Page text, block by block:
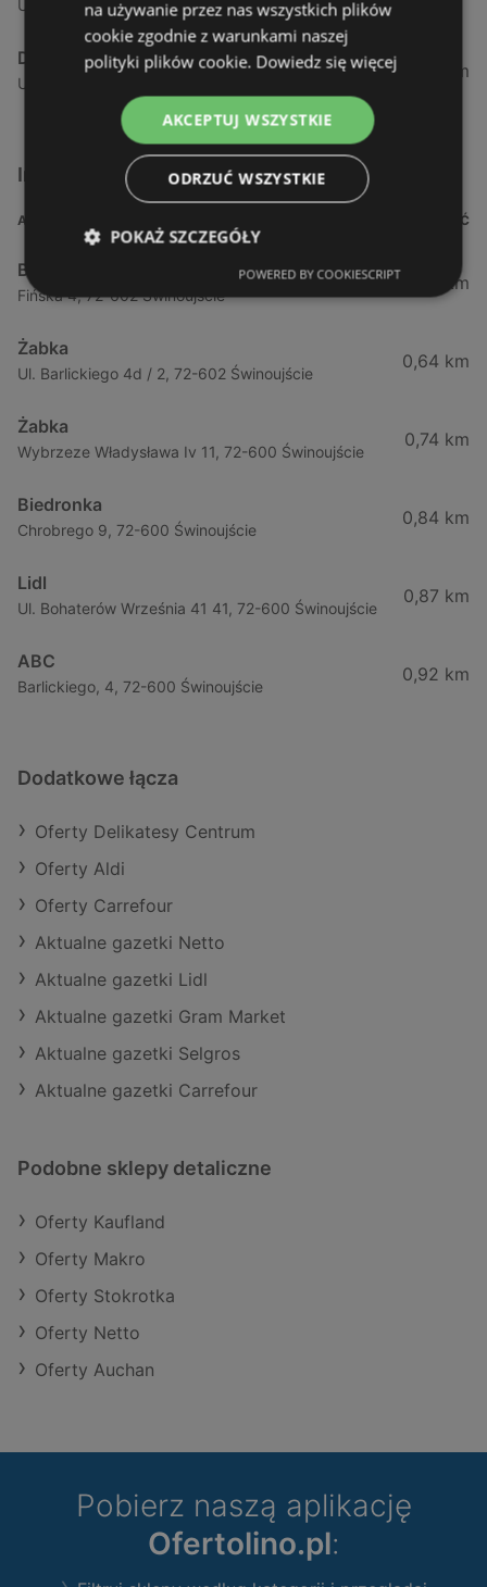
Ul. Kramarska 1, 73-110 Stargard Szczeciński
Delikatesy Centrum
Ul. Wylotowa 12a, 78-100 Kołobrzeg
88,76 km
Inne sklepy Supermarkety w pobliżu
ADRES ODLEGŁOŚĆ
Biedronka
Fińska 4, 72-602 Świnoujście
0,23 km
Żabka
Ul. Barlickiego 4d / 2, 72-602 Świnoujście
0,64 km
Żabka
Wybrzeze Władysława Iv 11, 72-600 Świnoujście
0,74 km
Biedronka
Chrobrego 9, 72-600 Świnoujście
0,84 km
Lidl
Ul. Bohaterów Września 41 41, 72-600 Świnoujście
0,87 km
ABC
Barlickiego, 4, 72-600 Świnoujście
0,92 km
Dodatkowe łącza
Oferty Delikatesy Centrum
Oferty Aldi
Oferty Carrefour
Aktualne gazetki Netto
Aktualne gazetki Lidl
Aktualne gazetki Gram Market
Aktualne gazetki Selgros
Aktualne gazetki Carrefour
Podobne sklepy detaliczne
Oferty Kaufland
Oferty Makro
Oferty Stokrotka
Oferty Netto
Oferty Auchan
Pobierz naszą aplikację
Ofertolino.pl:
na używanie przez nas wszystkich plików
cookie zgodnie z warunkami naszej
polityki plików cookie. Dowiedz się więcej
AKCEPTUJ WSZYSTKIE
ODRZUĆ WSZYSTKIE
POKAŻ SZCZEGÓŁY
POWERED BY COOKIESCRIPT